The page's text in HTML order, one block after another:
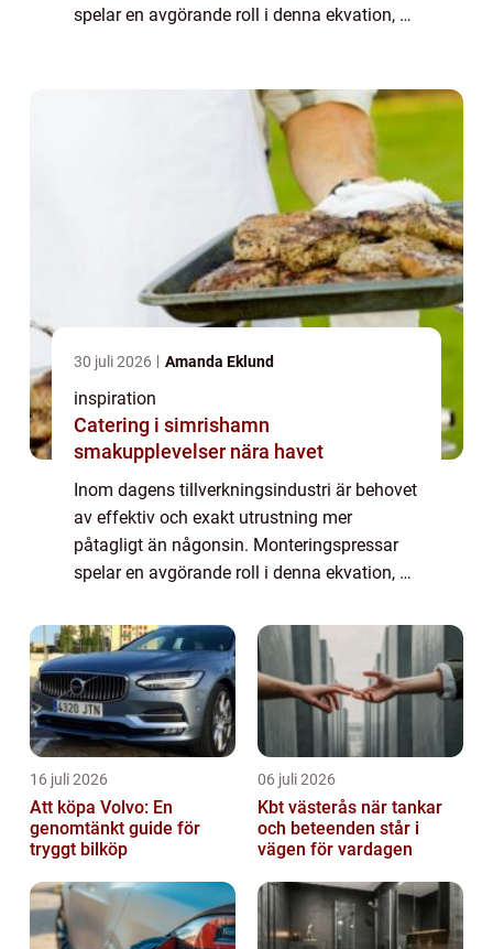
spelar en avgörande roll i denna ekvation, då
30 juli 2026 Amanda Eklund
inspiration
Catering i simrishamn
smakupplevelser nära havet
Inom dagens tillverkningsindustri är behovet
av effektiv och exakt utrustning mer
påtagligt än någonsin. Monteringspressar
spelar en avgörande roll i denna ekvation, då
16 juli 2026
Att köpa Volvo: En
genomtänkt guide för
tryggt bilköp
06 juli 2026
Kbt västerås när tankar
och beteenden står i
vägen för vardagen